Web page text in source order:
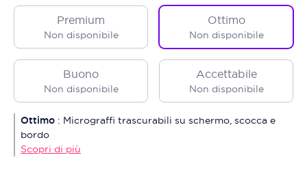
Premium
Non disponibile
Ottimo
Non disponibile
Buono
Non disponibile
Accettabile
Non disponibile
Ottimo : Micrograffi trascurabili su schermo, scocca e
bordo
Scopri di più